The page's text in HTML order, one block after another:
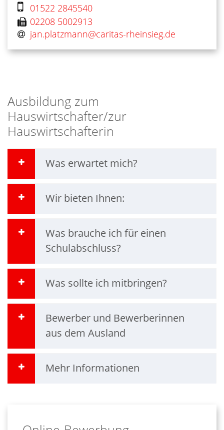
01522 2845540
02208 5002913
jan.platzmann@​caritas-rheinsieg.de
Ausbildung zum
Hauswirtschafter/zur
Hauswirtschafterin
Was erwartet mich?
Wir bieten Ihnen:
Was brauche ich für einen
Schulabschluss?
Was sollte ich mitbringen?
Bewerber und Bewerberinnen
aus dem Ausland
Mehr Informationen